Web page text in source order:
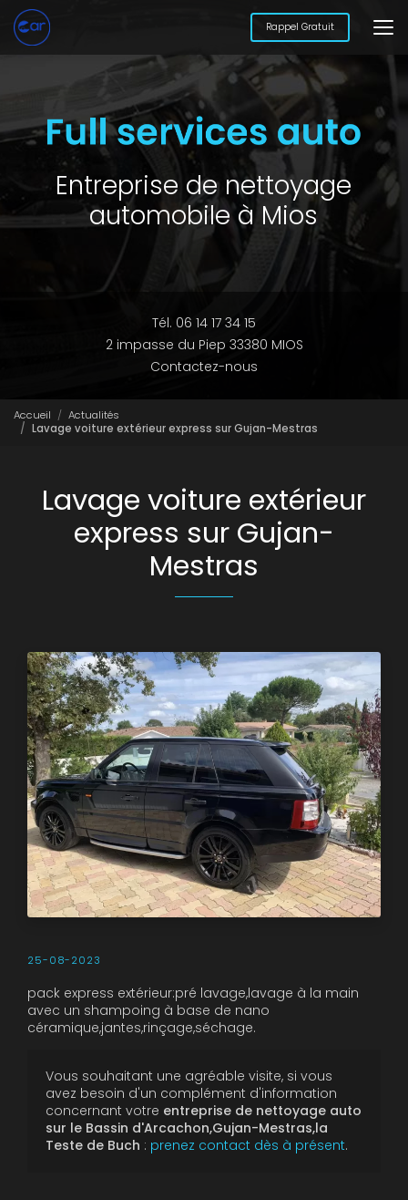
Aller
au
contenu
principal
Rappel Gratuit
Entreprise de nettoyage
automobile à Mios
Tél. 06 14 17 34 15
2 impasse du Piep 33380 MIOS
Contactez-nous
Accueil
Actualités
Lavage voiture extérieur express sur Gujan-Mestras
Lavage voiture extérieur
express sur Gujan-
Mestras
25-08-2023
pack express extérieur:pré lavage,lavage à la main
avec un shampoing à base de nano
céramique,jantes,rinçage,séchage.
Vous souhaitant une agréable visite, si vous
avez besoin d'un complément d'information
concernant votre entreprise de nettoyage auto
sur le Bassin d'Arcachon,Gujan-Mestras,la
Teste de Buch : prenez contact dès à présent.